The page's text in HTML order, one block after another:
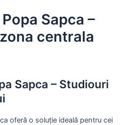
Sapca –
centrala
Sapca – Studiouri
oferă o soluție ideală pentru cei